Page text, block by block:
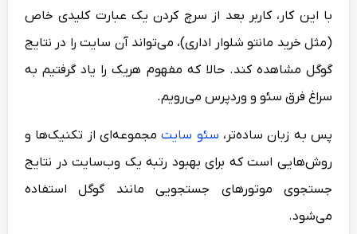
با این کار، کاربر بعد از سرچ کردن یک عبارت کلیدی خاص
(مثل خرید مانتو شلوار اداری)، می‌تواند آن سایت را در نتایج
گوگل مشاهده کند. حالا که مفهوم هریک را یاد گرفتیم به
سراغ فرق سئو و وردپرس می‌رویم.
پس به زبان ساده‌تر، سئو سایتمجموعه‌ای از تکنیک‌ها و
روش‌هایی است که برای بهبود رتبه یک وب‌سایت در نتایج
جستجوی موتورهای جستجویی مانند گوگل استفاده
می‌شود.